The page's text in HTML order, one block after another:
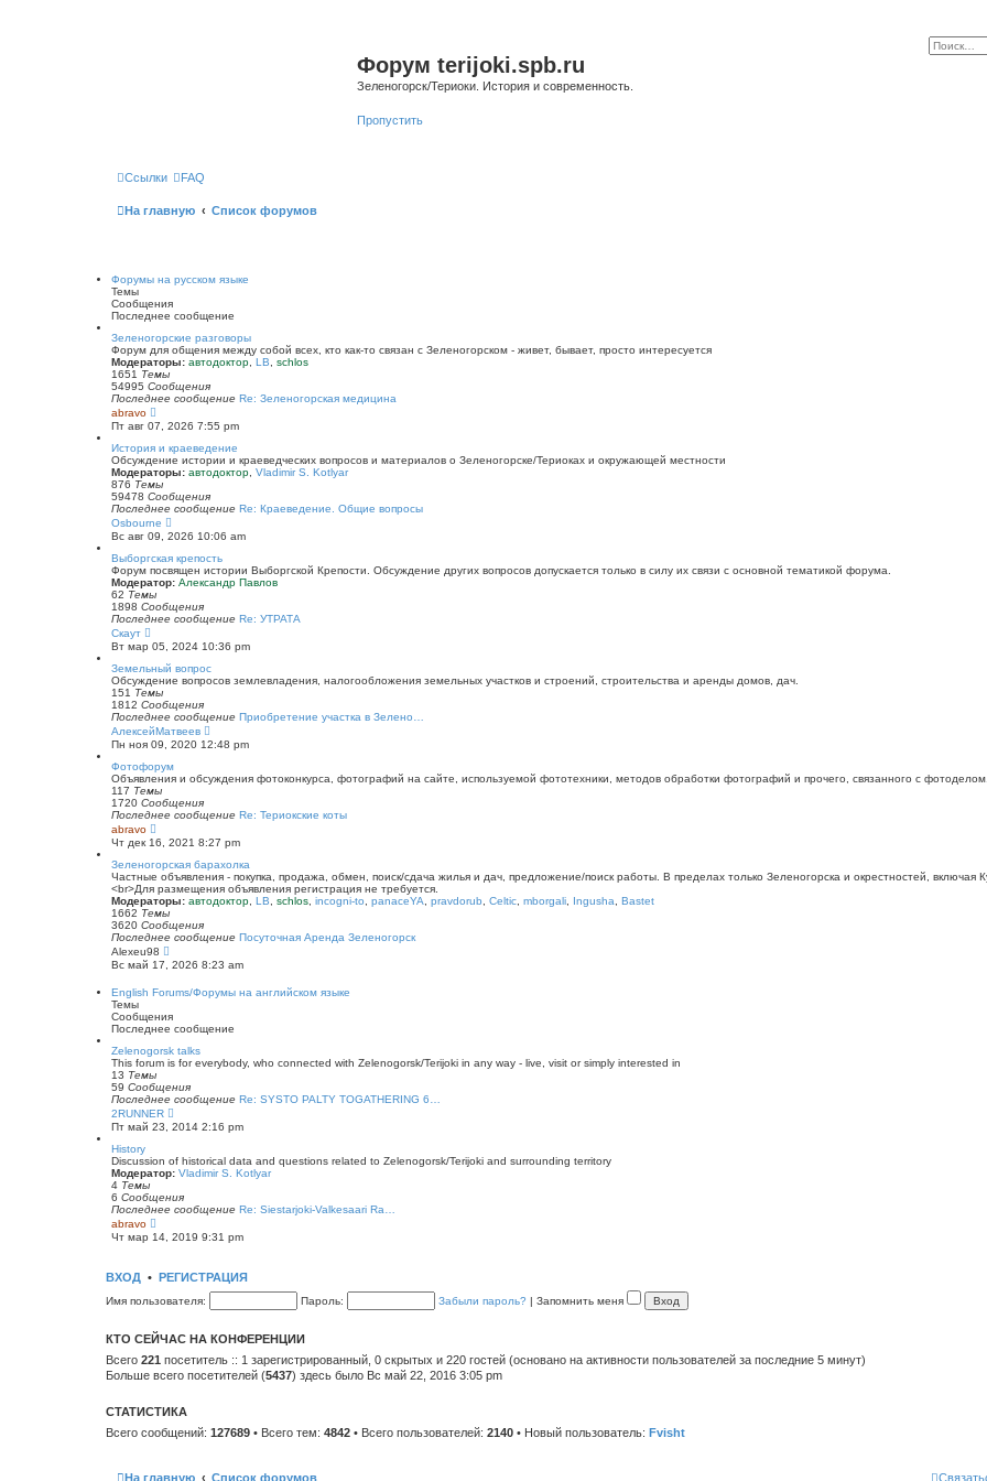
Форум terijoki.spb.ru
Зеленогорск/Териоки. История и современность.
Пропустить
Ссылки FAQ
На главную Список форумов
Форумы на русском языке
Темы
Сообщения
Последнее сообщение
Зеленогорские разговоры
Форум для общения между собой всех, кто как-то связан с Зеленогорском - живет, бывает, просто интересуется
Модераторы: автодоктор LB
schlos
1651 Темы
54995 Сообщения
Последнее сообщение Re: Зеленогорская медицина
abravo
е
р
е
й
т
и
к
п
с
л
е
д
н
е
м
у
о
щ
е
н
и
ю
Пт авг 07, 2026 7:55 pm
История и краеведение
Обсуждение истории и краеведческих вопросов и материалов о Зеленогорске/Териоках и окружающей местности
Модераторы: автодоктор Vladimir S. Kotlyar
876 Темы
59478 Сообщения
Последнее сообщение Re: Краеведение. Общие вопросы
Osbourne
е
р
е
й
т
к
п
с
л
е
д
е
м
с
о
б
щ
н
и
Вс авг 09, 2026 10:06 am
Выборгская крепость
Форум посвящен истории Выборгской Крепости. Обсуждение других вопросов допускается только в силу их связи с основной тематикой форума.
Модератор: Александр Павлов
62 Темы
1898 Сообщения
Последнее сообщение Re: УТРАТА
Скаут
е
р
е
й
т
и
к
п
о
с
л
е
д
н
е
м
у
с
о
б
щ
е
н
и
ю
Вт мар 05, 2024 10:36 pm
Земельный вопрос
Обсуждение вопросов землевладения, налогообложения земельных участков и строений, строительства и аренды домов, дач.
151 Темы
1812 Сообщения
Последнее сообщение Приобретение участка в Зелено…
АлексейМатвеев
е
р
й
т
к
о
с
л
е
д
н
е
у
о
щ
и
Пн ноя 09, 2020 12:48 pm
Фотофорум
Объявления и обсуждения фотоконкурса, фотографий на сайте, используемой фототехники, методов обработки фотографий и прочего, связанного с фотоделом.
117 Темы
1720 Сообщения
Последнее сообщение Re: Териокские коты
abravo
е
р
е
й
т
и
к
п
о
с
л
е
н
м
у
о
о
б
щ
е
н
и
Чт дек 16, 2021 8:27 pm
Зеленогорская барахолка
Частные объявления - покупка, продажа, обмен, поиск/сдача жилья и дач, предложение/поиск работы. В пределах только Зеленогорска и окрестностей,
<br>Для размещения объявления регистрация не требуется.
Модераторы: автодоктор LB schlos incogni-to panaceYA pravdorub Celtic mborgali Ingusha
Bastet
1662 Темы
3620 Сообщения
Последнее сообщение Посуточная Аренда Зеленогорск
Alexeu98
е
р
й
и
к
п
о
с
е
д
н
е
с
о
б
щ
н
Вс май 17, 2026 8:23 am
English Forums/Форумы на английском языке
Темы
Сообщения
Последнее сообщение
Zelenogorsk talks
This forum is for everybody, who connected with Zelenogorsk/Terijoki in any way - live, visit or simply interested in
13 Темы
59 Сообщения
Последнее сообщение Re: SYSTO PALTY TOGATHERING 6…
2RUNNER
е
р
й
т
к
п
с
л
н
м
о
б
щ
и
Пт май 23, 2014 2:16 pm
History
Discussion of historical data and questions related to Zelenogorsk/Terijoki and surrounding territory
Модератор: Vladimir S. Kotlyar
4 Темы
6 Сообщения
Последнее сообщение Re: Siestarjoki-Valkesaari Ra…
abravo
е
р
т
к
о
с
л
е
д
м
с
б
Чт мар 14, 2019 9:31 pm
ВХОД • РЕГИСТРАЦИЯ
Имя пользователя: Пароль: Забыли пароль? | Запомнить меня
КТО СЕЙЧАС НА КОНФЕРЕНЦИИ
Всего 221 посетитель :: 1 зарегистрированный, 0 скрытых и 220 гостей (основано на активности пользователей за последние 5 минут)
Больше всего посетителей (5437) здесь было Вс май 22, 2016 3:05 pm
СТАТИСТИКА
Всего сообщений: 127689 • Всего тем: 4842 • Всего пользователей: 2140 • Новый пользователь: Fvisht
На главную Список форумов